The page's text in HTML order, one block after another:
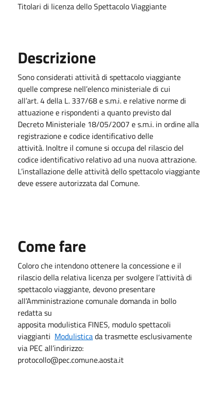
Titolari di licenza dello Spettacolo Viaggiante
Descrizione
Sono considerati attività di spettacolo viaggiante
quelle comprese nell’elenco ministeriale di cui
all’art. 4 della L. 337/68 e s.m.i. e relative norme di
attuazione e rispondenti a quanto previsto dal
Decreto Ministeriale 18/05/2007 e s.m.i. in ordine alla
registrazione e codice identificativo delle
attività. Inoltre il comune si occupa del rilascio del
codice identificativo relativo ad una nuova attrazione.
L’installazione delle attività dello spettacolo viaggiante
deve essere autorizzata dal Comune.
Come fare
Coloro che intendono ottenere la concessione e il
rilascio della relativa licenza per svolgere l’attività di
spettacolo viaggiante, devono presentare
all’Amministrazione comunale domanda in bollo
redatta su
apposita modulistica FINES, modulo spettacoli
viaggianti Modulisticada trasmette esclusivamente
via PEC all’indirizzo:
protocollo@pec.comune.aosta.it